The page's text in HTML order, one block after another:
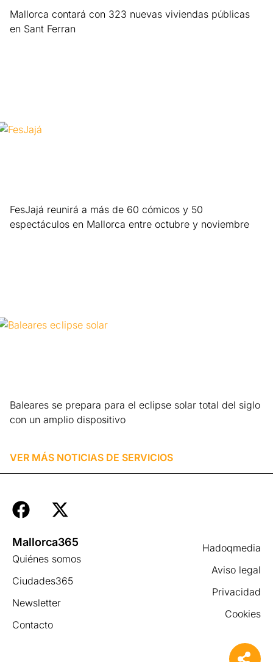
Mallorca contará con 323 nuevas viviendas públicas
en Sant Ferran
FesJajá reunirá a más de 60 cómicos y 50
espectáculos en Mallorca entre octubre y noviembre
Baleares se prepara para el eclipse solar total del siglo
con un amplio dispositivo
VER MÁS NOTICIAS DE SERVICIOS
Hadoqmedia
Aviso legal
Privacidad
Cookies
Mallorca365
Quiénes somos
Ciudades365
Newsletter
Contacto